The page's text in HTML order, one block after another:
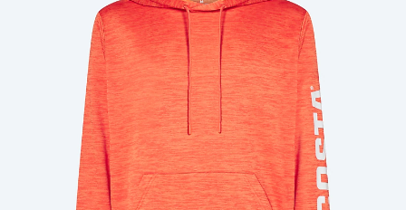
Precio: Sin cargo
Cantidad: